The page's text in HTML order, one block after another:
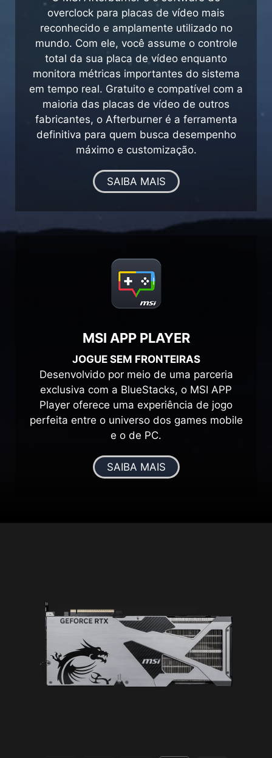
overclock para placas de vídeo mais
reconhecido e amplamente utilizado no
mundo. Com ele, você assume o controle
total da sua placa de vídeo enquanto
monitora métricas importantes do sistema
em tempo real. Gratuito e compatível com a
maioria das placas de vídeo de outros
fabricantes, o Afterburner é a ferramenta
definitiva para quem busca desempenho
máximo e customização.
SAIBA MAIS
MSI APP PLAYER
JOGUE SEM FRONTEIRAS
Desenvolvido por meio de uma parceria
exclusiva com a BlueStacks, o MSI APP
Player oferece uma experiência de jogo
perfeita entre o universo dos games mobile
e o de PC.
SAIBA MAIS